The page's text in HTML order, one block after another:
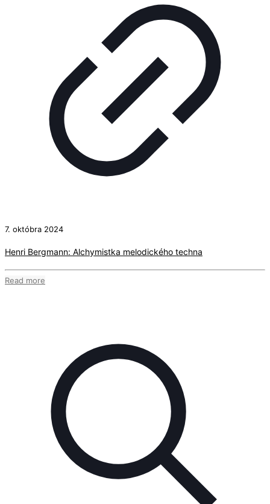
7. októbra 2024
Henri Bergmann: Alchymistka melodického techna
Read more